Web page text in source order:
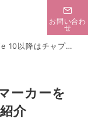
お問い合わ
せ
ャプタマーカーを追加できない／代替案をご紹介
ーカーを
介